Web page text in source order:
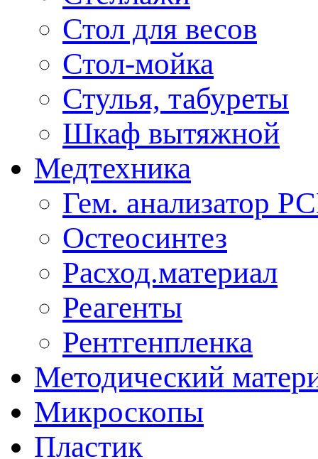
Стол для весов
Стол-мойка
Стулья, табуреты
Шкаф вытяжной
Медтехника
Гем. анализатор
Остеосинтез
Расход.материал
Реагенты
Рентгенпленка
Методический
Микроскопы
Пластик